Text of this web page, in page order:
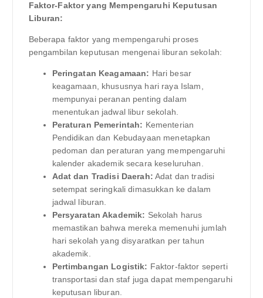
Faktor-Faktor yang Mempengaruhi Keputusan
Liburan:
Beberapa faktor yang mempengaruhi proses
pengambilan keputusan mengenai liburan sekolah:
Peringatan Keagamaan: Hari besar
keagamaan, khususnya hari raya Islam,
mempunyai peranan penting dalam
menentukan jadwal libur sekolah.
Peraturan Pemerintah: Kementerian
Pendidikan dan Kebudayaan menetapkan
pedoman dan peraturan yang mempengaruhi
kalender akademik secara keseluruhan.
Adat dan Tradisi Daerah: Adat dan tradisi
setempat seringkali dimasukkan ke dalam
jadwal liburan.
Persyaratan Akademik: Sekolah harus
memastikan bahwa mereka memenuhi jumlah
hari sekolah yang disyaratkan per tahun
akademik.
Pertimbangan Logistik: Faktor-faktor seperti
transportasi dan staf juga dapat mempengaruhi
keputusan liburan.